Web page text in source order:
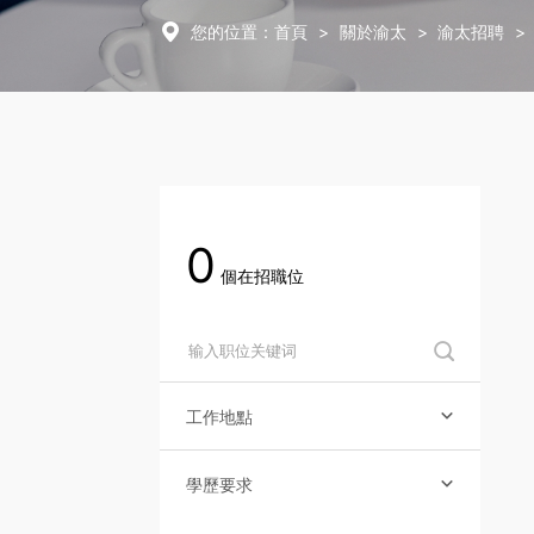
社會責任
BD合作矩陣
中文 EN JP
 您的位置：首頁 > 關於渝太 > 渝太招聘 >
0 個在招職位

工作地點 
學歷要求 